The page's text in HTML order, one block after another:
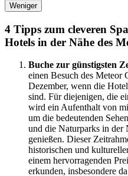
Weniger
4 Tipps zum cleveren
Hotels in der Nähe des
Buche zur günstigsten
einen Besuch des Meteor
Dezember, wenn die
sind. Für diejenigen, die
wird ein Aufenthalt von
um die bedeutenden
und die Naturparks in der
genießen. Dieser
historischen und
einem hervorragenden
erkunden, insbesondere